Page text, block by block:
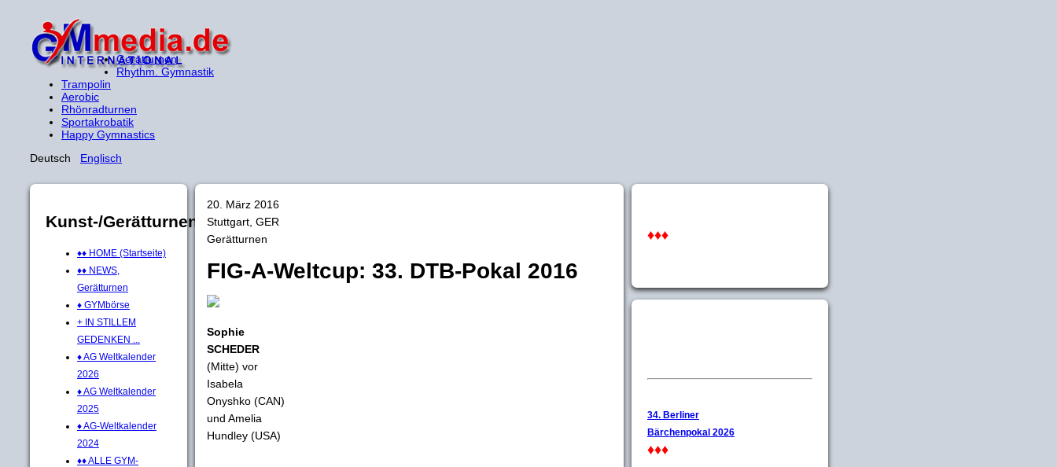
Gerätturnen
Rhythm. Gymnastik
Trampolin
Aerobic
Rhönradturnen
Sportakrobatik
Happy Gymnastics
Deutsch Englisch
Kunst-/Gerätturnen
♦♦ HOME (Startseite)
♦♦ NEWS,
Gerätturnen
♦ GYMbörse
+ IN STILLEM
GEDENKEN ...
♦ AG Weltkalender
2026
♦ AG Weltkalender
2025
♦ AG-Weltkalender
2024
♦♦ ALLE GYM-
20. März 2016
Stuttgart, GER
Gerätturnen
FIG-A-Weltcup: 33. DTB-Pokal 2016
Sophie
SCHEDER
(Mitte) vor
Isabela
Onyshko (CAN)
und Amelia
Hundley (USA)
♦♦♦
34. Berliner
Bärchenpokal 2026
♦♦♦